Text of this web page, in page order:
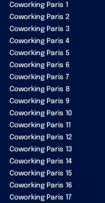
Coworking Paris 1
Coworking Paris 2
Coworking Paris 3
Coworking Paris 4
Coworking Paris 5
Coworking Paris 6
Coworking Paris 7
Coworking Paris 8
Coworking Paris 9
Coworking Paris 10
Coworking Paris 11
Coworking Paris 12
Coworking Paris 13
Coworking Paris 14
Coworking Paris 15
Coworking Paris 16
Coworking Paris 17